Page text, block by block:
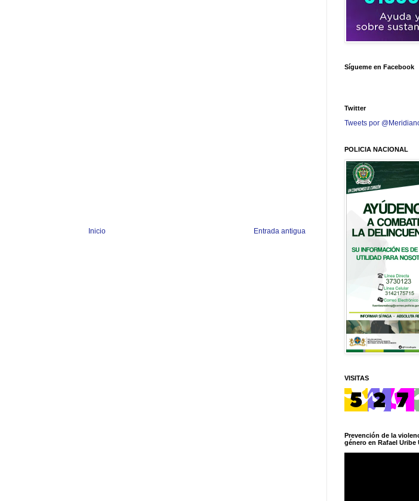
Entrada antigua
Inicio
Sígueme en Facebook
Twitter
Tweets por
POLICIA NACIONAL
VISITAS
Prevención de la
género en Rafael Uribe